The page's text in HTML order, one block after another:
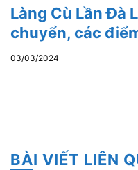
Làng Cù Lần Đà
chuyển, các
03/03/2024
BÀI VIẾT LIÊN